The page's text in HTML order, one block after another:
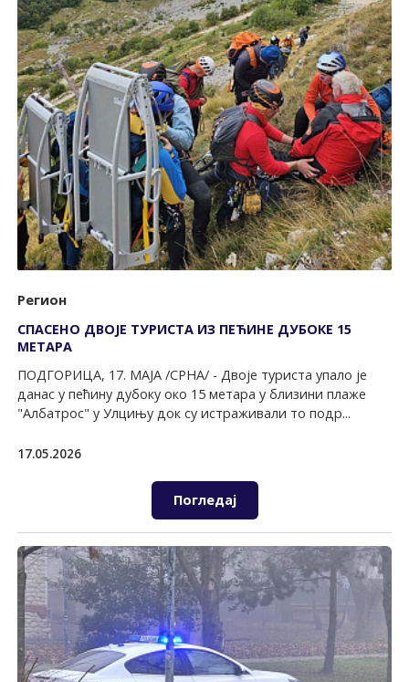
Регион
СПАСЕНО ДВОЈЕ ТУРИСТА ИЗ ПЕЋИНЕ ДУБОКЕ 15
МЕТАРА
ПОДГОРИЦА, 17. МАЈА /СРНА/ - Двоје туриста упало је
данас у пећину дубоку око 15 метара у близини плаже
"Албатрос" у Улцињу док су истраживали то подр...
17.05.2026
Погледај